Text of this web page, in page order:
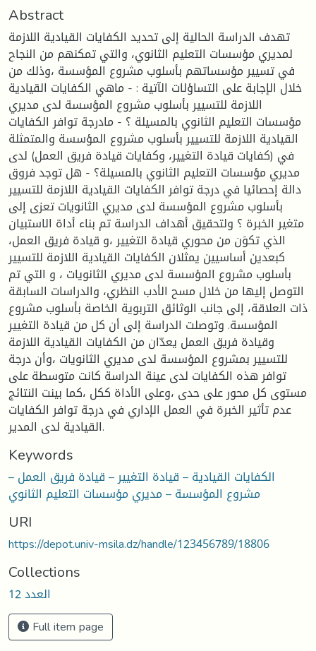
Abstract
تهدف الدراسة الحالية إلى تحديد الكفايات القيادية اللازمة
لمديري مؤسسات التعليم الثانوي، والتي تمكنهم من النجاح
في تسيير مؤسساتهم بأسلوب مشروع المؤسسة ،وذلك من
خلال الإجابة على التساؤلات الآتية : - ماهي الكفايات القيادية
اللازمة للتسيير بأسلوب مشروع المؤسسة لدى مديري
مؤسسات التعليم الثانوي بالمسيلة ؟ - مادرجة توافر الكفايات
القيادية اللازمة للتسيير بأسلوب مشروع المؤسسة والمتمثلة
في (كفايات قيادة التغيير، وكفايات قيادة فريق العمل) لدى
مديري مؤسسات التعليم الثانوي بالمسيلة؟ - هل توجد فروق
دالة إحصائيا في درجة توافر الكفايات القيادية اللازمة للتسيير
بأسلوب مشروع المؤسسة لدى مديري الثانويات تعزى إلى
متغير الخبرة ؟ ولتحقيق أهداف الدراسة تم بناء أداة الاستبيان
الذي تكوَن من محوري قيادة التغيير ،و قيادة فريق العمل،
كبعدين أساسيين يمثلان الكفايات القيادية اللازمة للتسيير
بأسلوب مشروع المؤسسة لدى مديري الثانويات ، و التي تم
التوصل إليها من خلال مسح الأدب النظري، والدراسات السابقة
ذات العلاقة، إلى جانب الوثائق التربوية الخاصة بأسلوب مشروع
المؤسسة. وتوصلت الدراسة إلى أن كل من قيادة التغيير
وقيادة فريق العمل يعدّان من الكفايات القيادية اللازمة
للتسيير بمشروع المؤسسة لدى مديري الثانويات ،وأن درجة
توافر هذه الكفايات لدى عينة الدراسة كانت متوسطة على
مستوى كل محور على حدى ،وعلى الأداة ككل ،كما بينت النتائج
عدم تأثير الخبرة في العمل الإداري في درجة توافر الكفايات
القيادية لدى المدير.
Keywords
الكفايات القيادية – قيادة التغيير – قيادة فريق العمل –
مشروع المؤسسة – مديري مؤسسات التعليم الثانوي
URI
https://depot.univ-msila.dz/handle/123456789/18806
Collections
العدد 12
Full item page